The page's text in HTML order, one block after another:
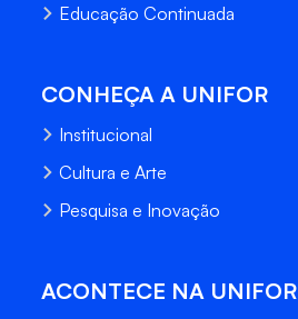
Educação Continuada
CONHEÇA A UNIFOR
Institucional
Cultura e Arte
Pesquisa e Inovação
ACONTECE NA UNIFOR